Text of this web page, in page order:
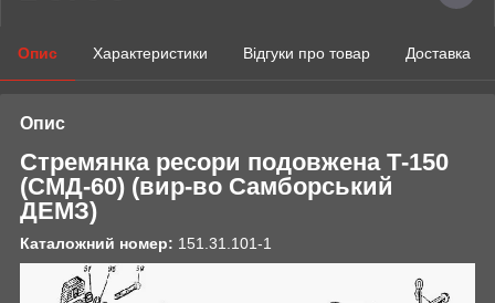
Опис Характеристики Відгуки про товар Доставка
Опис
Стремянка ресори подовжена Т-150
(СМД-60) (вир-во Самборський
ДЕМЗ)
Каталожний номер: 151.31.101-1